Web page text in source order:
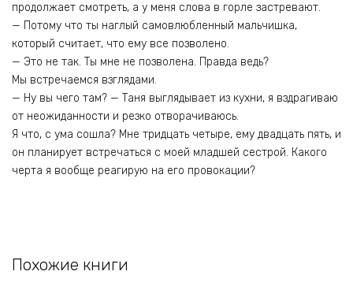
продолжает смотреть, а у меня слова в горле застревают.
— Потому что ты наглый самовлюбленный мальчишка,
который считает, что ему все позволено.
— Это не так. Ты мне не позволена. Правда ведь?
Мы встречаемся взглядами.
— Ну вы чего там? — Таня выглядывает из кухни, я вздрагиваю
от неожиданности и резко отворачиваюсь.
Я что, с ума сошла? Мне тридцать четыре, ему двадцать пять, и
он планирует встречаться с моей младшей сестрой. Какого
черта я вообще реагирую на его провокации?
Похожие книги